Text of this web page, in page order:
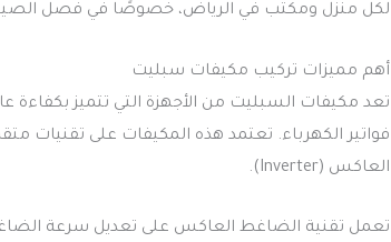
لكل منزل ومكتب في الرياض، خصوصًا في فصل
أهم مميزات تركيب مكيفات سبليت
تعد مكيفات السبليت من الأجهزة التي تتميز بكفاءة
فواتير الكهرباء. تعتمد هذه المكيفات على تقنيات
العاكس (Inverter).
تعمل تقنية الضاغط العاكس على تعديل سرعة الضاغط